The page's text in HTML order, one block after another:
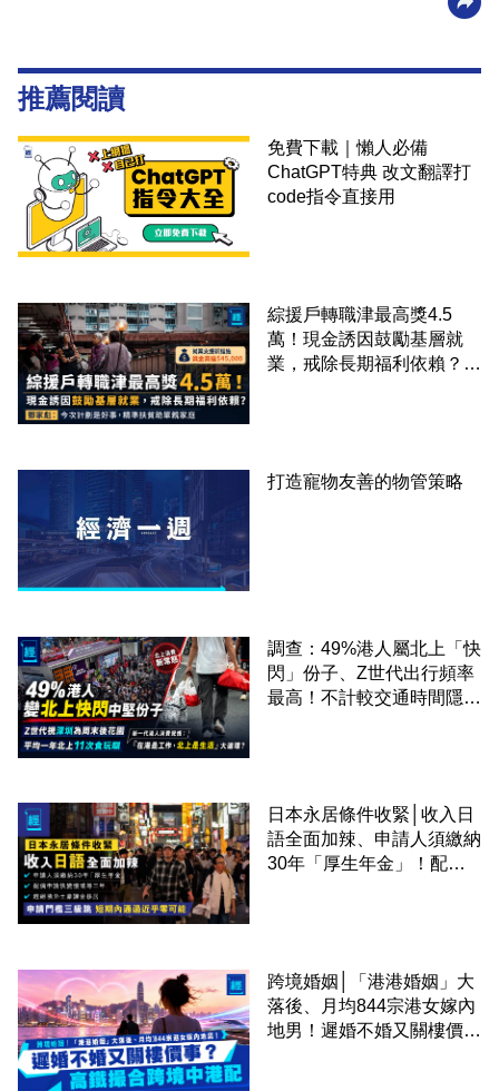
推薦閱讀
免費下載｜懶人必備
ChatGPT特典 改文翻譯打
code指令直接用
綜援戶轉職津最高獎4.5
萬！現金誘因鼓勵基層就
業，戒除長期福利依賴？鄧
打造寵物友善的物管策略
調查：49%港人屬北上「快
閃」份子、Z世代出行頻率
最高！不計較交通時間隱形
日本永居條件收緊│收入日
語全面加辣、申請人須繳納
30年「厚生年金」！配偶
跨境婚姻│「港港婚姻」大
落後、月均844宗港女嫁內
地男！遲婚不婚又關樓價